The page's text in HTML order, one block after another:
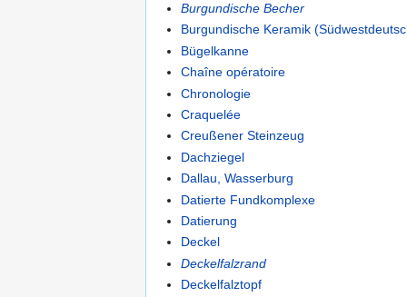
Burgundische Becher
Burgundische Keramik
Bügelkanne
Chaîne opératoire
Chronologie
Craquelée
Creußener Steinzeug
Dachziegel
Dallau, Wasserburg
Datierte Fundkomplexe
Datierung
Deckel
Deckelfalzrand
Deckelfalztopf